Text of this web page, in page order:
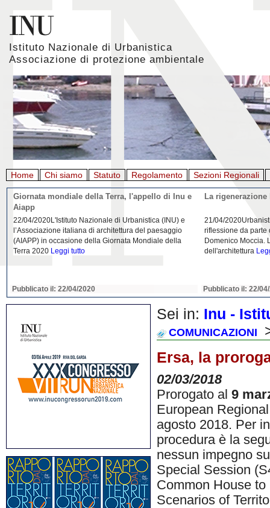
Istituto Nazionale di Urbanistica
Associazione di protezione ambientale
Home Chi siamo Statuto Regolamento Sezioni Regionali
Giornata mondiale della Terra, l'appello di Inu e
Aiapp
22/04/2020L'Istituto Nazionale di Urbanistica (INU) e
l’Associazione italiana di architettura del paesaggio
(AIAPP) in occasione della Giornata Mondiale della
Terra 2020 Leggi tutto
Pubblicato il: 22/04/2020
La
21/04/
riflessione da parte
Domenico Moccia.
dell'architettura
Pubblicato il: 22/
Sei in: Inu -
COMUNICAZIONI
Ersa, la
02/03/2018
Prorogato al 9
European
agosto 2018. Per
procedura è la
nessun impegno
Special Session
Common House
Scenarios of